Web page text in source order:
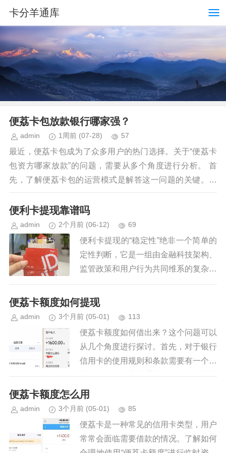
卡分羊通库
便荔卡包放款银行哪家强？
admin 1周前 (07-28) 57
最近，便荔卡包成为了众多用户的热门选择。关于“便荔卡
包资方哪家放款”的问题，需要从多个角度进行分析。 首
先，了解便荔卡包的运营模式是解答这一问题的关键。便
荔卡包并非单一的资金提供者，而是多家银行或金融...
便利卡提现靠谱吗
admin 2个月前 (06-12) 69
便利卡提现的“稳定性”绝非一个简单的
定性判断，它是一组由金融科技架构、
监管政策和用户行为共同维系的复杂系
统工程。从纯粹的技术角度审视，这类
提现流程依托于多层加密链路和银行骨
便荔卡额度如何提现
admin 3个月前 (05-01) 113
便荔卡额度如何借出来？这个问题可以
从几个角度进行探讨。首先，对于银行
信用卡的使用规则和条款需要有一个清
晰的认识。便荔卡通常提供了信用额度
供持卡人在一定期限内循环使用，但实
便荔卡额度怎么用
admin 3个月前 (05-01) 85
便荔卡是一种常见的信用卡类型，用户
常常会面临需要借款的情况。了解如何